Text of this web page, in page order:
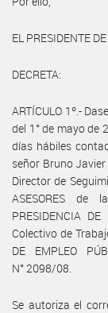
EL PRESIDENTE
DECRETA:
ARTÍCULO 1º.-
del 1° de mayo de
días hábiles
señor Bruno Javier
Director de
ASESORES de
PRESIDENCIA
Colectivo de
DE EMPLEO
N° 2098/08.
Se autoriza el